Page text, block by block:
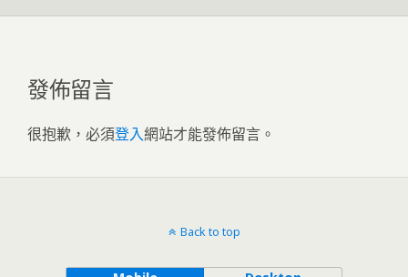
發佈留言
很抱歉，必須登入網站才能發佈留言。
Back to top